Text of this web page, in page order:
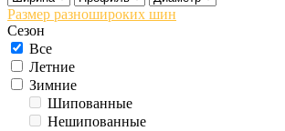
Размер разношироких шин
Сезон
Все
Летние
Зимние
Шипованные
Нешипованные